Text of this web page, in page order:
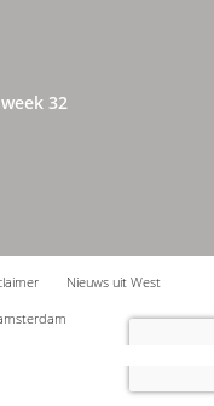
32
Nieuws uit West